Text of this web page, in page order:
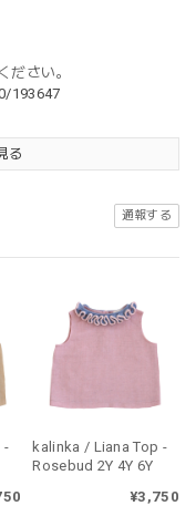
ださい。
193647
る
通報する
-
kalinka / Liana Top -
Rosebud 2Y 4Y 6Y
¥3,750